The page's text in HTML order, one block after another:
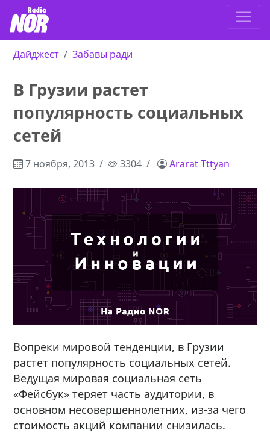
Дайджест Забавы ради
В Грузии растет
популярность социальных
сетей
7 ноября, 2013 3304 Ararat Tttyan
Вопреки мировой тенденции, в Грузии
растет популярность социальных сетей.
Ведущая мировая социальная сеть
«Фейсбук» теряет часть аудитории, в
основном несовершеннолетних, из-за чего
стоимость акций компании снизилась.